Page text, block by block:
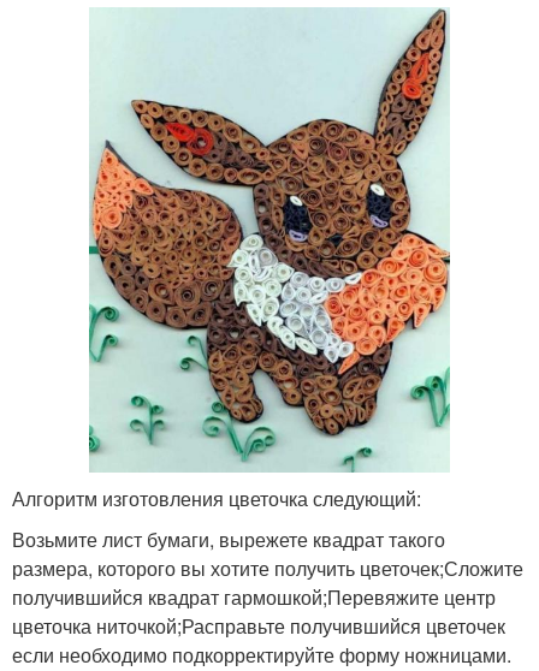
Алгоритм изготовления цветочка следующий:
Возьмите лист бумаги, вырежете квадрат такого
размера, которого вы хотите получить цветочек;Сложите
получившийся квадрат гармошкой;Перевяжите центр
цветочка ниточкой;Расправьте получившийся цветочек
если необходимо подкорректируйте форму ножницами.